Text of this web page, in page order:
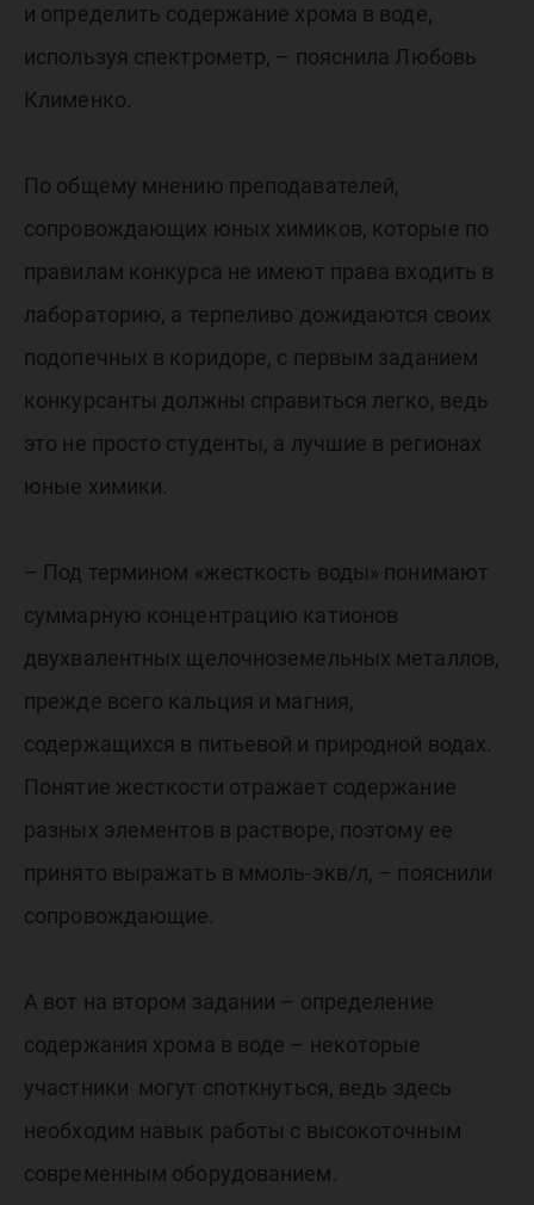
и определить содержание хрома в воде,
используя спектрометр, – пояснила Любовь
Клименко.
По общему мнению преподавателей,
сопровождающих юных химиков, которые по
правилам конкурса не имеют права входить в
лабораторию, а терпеливо дожидаются своих
подопечных в коридоре, с первым заданием
конкурсанты должны справиться легко, ведь
это не просто студенты, а лучшие в регионах
юные химики.
– Под термином «жесткость воды» понимают
суммарную концентрацию катионов
двухвалентных щелочноземельных металлов,
прежде всего кальция и магния,
содержащихся в питьевой и природной водах.
Понятие жесткости отражает содержание
разных элементов в растворе, поэтому ее
принято выражать в ммоль-экв/л, – пояснили
сопровождающие.
А вот на втором задании – определение
содержания хрома в воде – некоторые
участники могут споткнуться, ведь здесь
необходим навык работы с высокоточным
современным оборудованием.